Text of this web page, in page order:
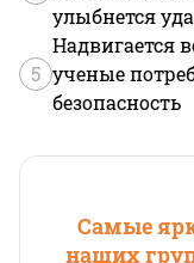
улыбнется
5
Надвигается
ученые
безопасность
Самые
наших